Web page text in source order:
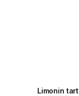
Limonin tart